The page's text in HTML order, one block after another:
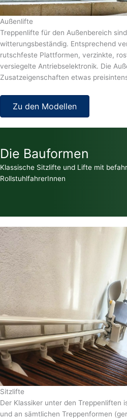
Außenlifte
Treppenlifte für den Außenbereich
witterungsbeständig. Entsprechend
rutschfeste Plattformen, verzinkte,
versiegelte Antriebselektronik. Die
Zusatzeigenschaften etwas
Zu den Modellen
Die Bauformen
Klassische Sitzlifte und Lifte mit
RollstuhlfahrerInnen
Sitzlifte
Der Klassiker unter den Treppenliften
und an sämtlichen Treppenformen